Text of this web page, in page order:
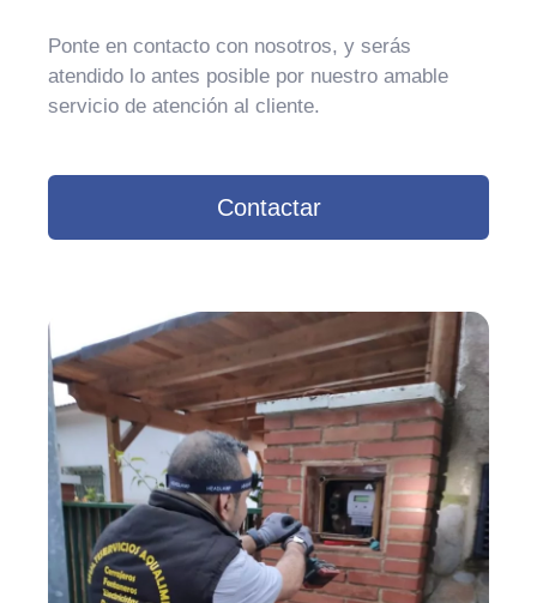
Ponte en contacto con nosotros, y serás
atendido lo antes posible por nuestro amable
servicio de atención al cliente.
Contactar